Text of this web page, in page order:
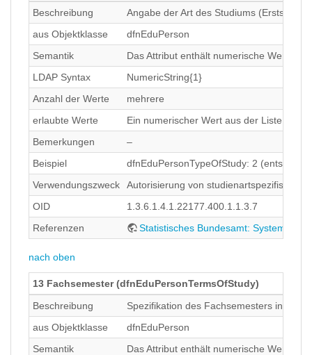
Beschreibung
Angabe der Art des Studiums
aus Objektklasse
dfnEduPerson
Semantik
Das Attribut enthält numerische Werte
LDAP Syntax
NumericString{1}
Anzahl der Werte
mehrere
erlaubte Werte
Ein numerischer Wert aus der Liste des
Bemerkungen
–
Beispiel
dfnEduPersonTypeOfStudy: 2 (entspricht
Verwendungszweck
Autorisierung von studienartspezifischen
OID
1.3.6.1.4.1.22177.400.1.1.3.7
Referenzen
Statistisches Bundesamt: Systematik
nach oben
13 Fachsemester (dfnEduPersonTermsOfStudy)
Beschreibung
Spezifikation des Fachsemesters in
aus Objektklasse
dfnEduPerson
Semantik
Das Attribut enthält numerische Werte